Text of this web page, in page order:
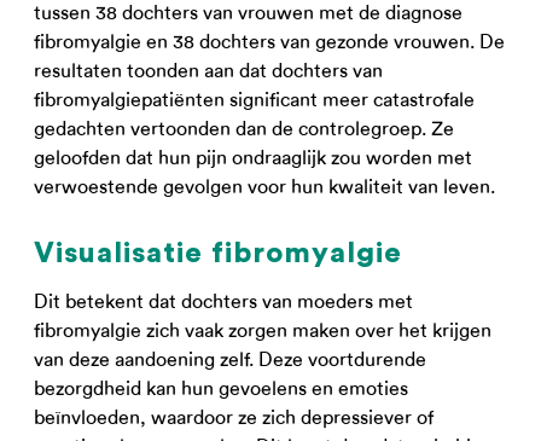
tussen 38 dochters van vrouwen met de diagnose
fibromyalgie en 38 dochters van gezonde vrouwen. De
resultaten toonden aan dat dochters van
fibromyalgiepatiënten significant meer catastrofale
gedachten vertoonden dan de controlegroep. Ze
geloofden dat hun pijn ondraaglijk zou worden met
verwoestende gevolgen voor hun kwaliteit van leven.
Visualisatie fibromyalgie
Dit betekent dat dochters van moeders met
fibromyalgie zich vaak zorgen maken over het krijgen
van deze aandoening zelf. Deze voortdurende
bezorgdheid kan hun gevoelens en emoties
beïnvloeden, waardoor ze zich depressiever of